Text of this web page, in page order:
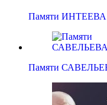
Памяти ИНТЕЕВА
Памяти